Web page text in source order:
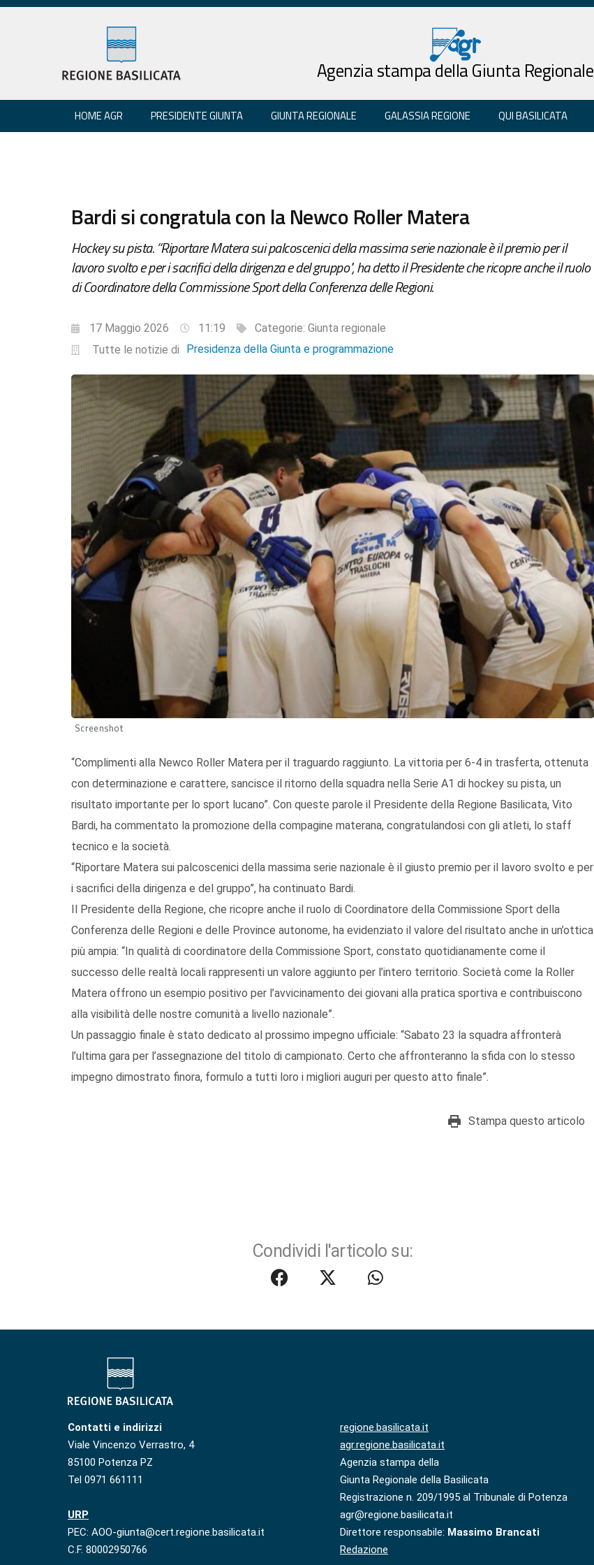
Agenzia stampa della Giunta Regionale
HOME AGR PRESIDENTE GIUNTA GIUNTA REGIONALE GALASSIA REGIONE QUI BASILICATA
Bardi si congratula con la Newco Roller Matera
Hockey su pista. “Riportare Matera sui palcoscenici della massima serie nazionale è il premio per il
lavoro svolto e per i sacrifici della dirigenza e del gruppo", ha detto il Presidente che ricopre anche il ruolo
di Coordinatore della Commissione Sport della Conferenza delle Regioni.
17 Maggio 2026 11:19 Categorie: Giunta regionale
Tutte le notizie di
Presidenza della Giunta e programmazione
Screenshot
“Complimenti alla Newco Roller Matera per il traguardo raggiunto. La vittoria per 6-4 in trasferta, ottenuta
con determinazione e carattere, sancisce il ritorno della squadra nella Serie A1 di hockey su pista, un
risultato importante per lo sport lucano”. Con queste parole il Presidente della Regione Basilicata, Vito
Bardi, ha commentato la promozione della compagine materana, congratulandosi con gli atleti, lo staff
tecnico e la società.
“Riportare Matera sui palcoscenici della massima serie nazionale è il giusto premio per il lavoro svolto e per
i sacrifici della dirigenza e del gruppo”, ha continuato Bardi.
Il Presidente della Regione, che ricopre anche il ruolo di Coordinatore della Commissione Sport della
Conferenza delle Regioni e delle Province autonome, ha evidenziato il valore del risultato anche in un’ottica
più ampia: “In qualità di coordinatore della Commissione Sport, constato quotidianamente come il
successo delle realtà locali rappresenti un valore aggiunto per l’intero territorio. Società come la Roller
Matera offrono un esempio positivo per l’avvicinamento dei giovani alla pratica sportiva e contribuiscono
alla visibilità delle nostre comunità a livello nazionale”.
Un passaggio finale è stato dedicato al prossimo impegno ufficiale: “Sabato 23 la squadra affronterà
l’ultima gara per l’assegnazione del titolo di campionato. Certo che affronteranno la sfida con lo stesso
impegno dimostrato finora, formulo a tutti loro i migliori auguri per questo atto finale”.
Stampa questo articolo
Condividi l'articolo su:
Contatti e indirizzi
Viale Vincenzo Verrastro, 4
85100 Potenza PZ
Tel 0971 661111
URP
PEC: AOO-giunta@cert.regione.basilicata.it
C.F. 80002950766
regione.basilicata.it
agr.regione.basilicata.it
Agenzia stampa della
Giunta Regionale della Basilicata
Registrazione n. 209/1995 al Tribunale di Potenza
agr@regione.basilicata.it
Direttore responsabile: Massimo Brancati
Redazione